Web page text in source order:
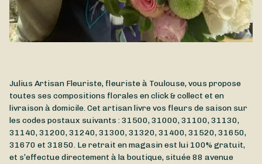
Julius Artisan Fleuriste, fleuriste à Toulouse, vous propose
toutes ses compositions florales en click & collect et en
livraison à domicile. Cet artisan livre vos fleurs de saison sur
les codes postaux suivants : 31500, 31000, 31100, 31130,
31140, 31200, 31240, 31300, 31320, 31400, 31520, 31650,
31670 et 31850. Le retrait en magasin est lui 100% gratuit,
et s’effectue directement à la boutique, située88 avenue